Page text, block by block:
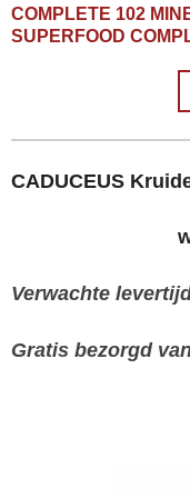
COMPLETE 102
SUPERFOOD
CADUCEUS
Verwachte
Gratis bezorgd